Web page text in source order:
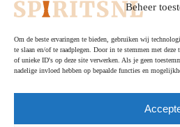
Beheer
Om de beste ervaringen te bieden, gebruiken wij
te slaan en/of te raadplegen. Door in te stemmen met
of unieke ID's op deze site verwerken. Als je geen
nadelige invloed hebben op bepaalde functies en